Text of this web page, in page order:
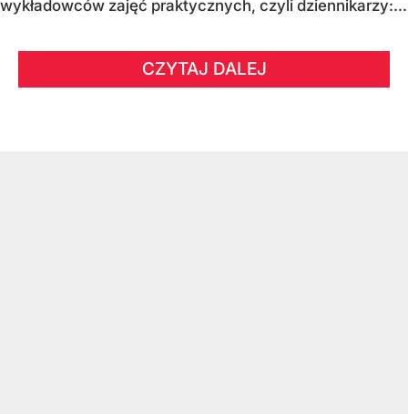
wykładowców zajęć praktycznych, czyli dziennikarzy:...
CZYTAJ DALEJ